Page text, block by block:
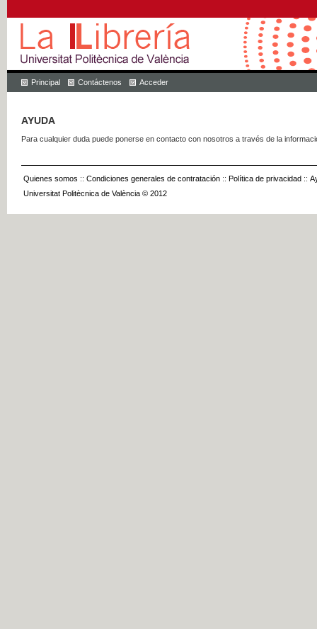
Principal Contáctenos Acceder
AYUDA
Para cualquier duda puede ponerse en contacto con nosotros a través de la
Quienes somos :: Condiciones generales de contratación :: Política de privacidad ::
Universitat Politècnica de València © 2012